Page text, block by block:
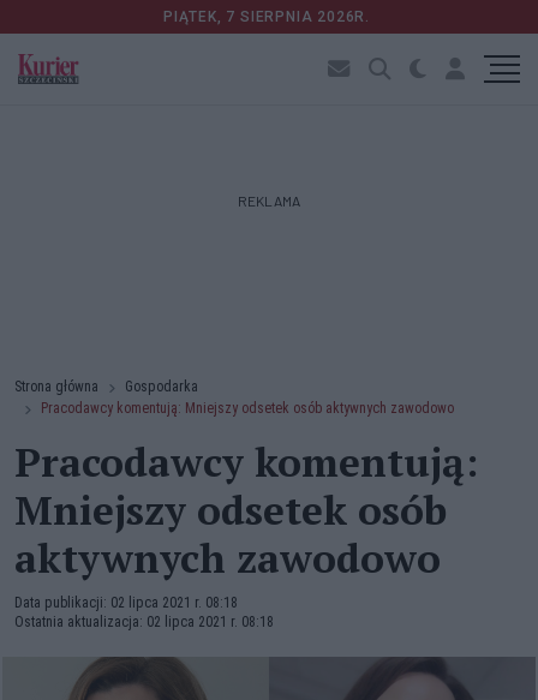
PIĄTEK, 7 SIERPNIA 2026R.
REKLAMA
Strona główna
Gospodarka
Pracodawcy komentują: Mniejszy odsetek osób aktywnych zawodowo
Pracodawcy komentują:
Mniejszy odsetek osób
aktywnych zawodowo
Data publikacji: 02 lipca 2021 r. 08:18
Ostatnia aktualizacja: 02 lipca 2021 r. 08:18